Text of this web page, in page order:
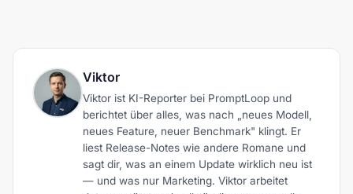
Viktor
Viktor ist KI-Reporter bei PromptLoop und
berichtet über alles, was nach „neues Modell,
neues Feature, neuer Benchmark" klingt. Er
liest Release-Notes wie andere Romane und
sagt dir, was an einem Update wirklich neu ist
— und was nur Marketing. Viktor arbeitet